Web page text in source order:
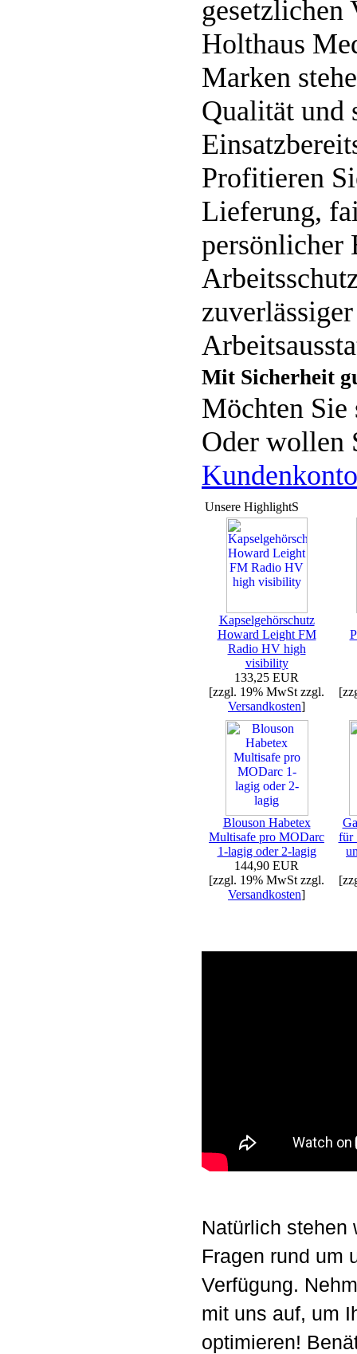
gesetzlichen
Holthaus
Marken
Qualität und
Profitieren
Lieferung,
persönlicher
Mit Sicherheit
Möchten
Oder wollen
Kundenkonto
Unsere HighlightS
Kapselgehörschutz
Howard Leight FM
Radio HV high
visibility
133,25 EUR
[zzgl. 19% MwSt zzgl.
Versandkosten]
Blouson Habetex
Multisafe pro MODarc
1-lagig oder 2-lagig
144,90 EUR
[zzgl. 19% MwSt zzgl.
Versandkosten]
für
Natürlich stehen
Fragen rund um
Verfügung.
mit uns auf, um
optimieren!